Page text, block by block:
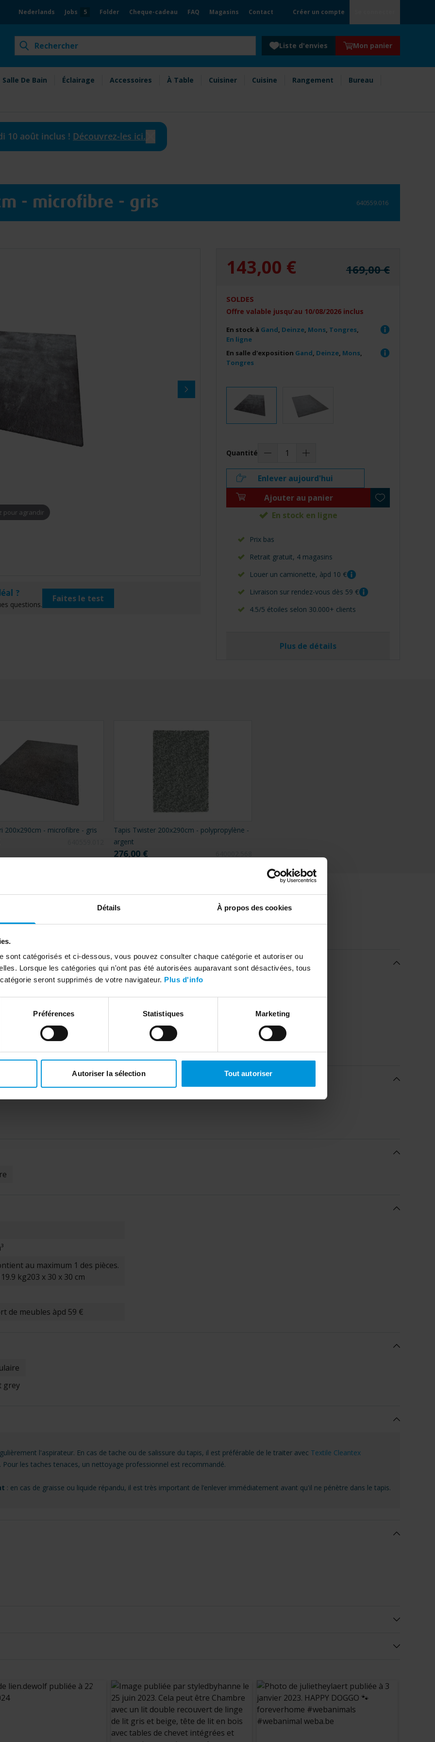
Détails À propos des cookies
sont catégorisés et ci-dessous, vous pouvez consulter chaque catégorie et autoriser ou
Lorsque les catégories qui n'ont pas été autorisées auparavant sont désactivées, tous
seront supprimés de votre navigateur. Plus d'info
Préférences Statistiques Marketing
Autoriser la sélection Tout autoriser
Nederlands Jobs 5 Folder Cheque-cadeau FAQ Magasins Contact Créer un compte
Chercher Liste d'envies Mon panier
Salle De Bain Éclairage Accessoires À Table Cuisiner Cuisine Rangement
Bureau
10 août inclus ! Découvrez-les ici.
- microfibre - gris 640559.016
pour agrandir
?
questions.
Faites le test
169,00 €
143,00 €
SOLDES
Offre valable jusqu’au 10/08/2026 inclus
En stock à Gand, Deinze, Mons, Tongres,
En ligne
En salle d'exposition Gand, Deinze, Mons,
Tongres
Quantité
Enlever aujourd'hui
Ajouter au panier
En stock en ligne
Prix bas
Retrait gratuit, 4 magasins
Louer un camionette, àpd 10 €
Livraison sur rendez-vous dès 59 €
4.5/5 étoiles selon 30.000+ clients
Plus de détails
200x290cm - microfibre - gris
Tapis Twister 200x290cm - polypropylène -
argent
276,00 €
au maximum 1 des pièces.
19.9 kg203 x 30 x 30 cm
de meubles àpd 59 €
grey
l'aspirateur. En cas de tache ou de salissure du tapis, il est préférable de le traiter avec Textile Cleantex
. Pour les taches tenaces, un nettoyage professionnel est recommandé.
: en cas de graisse ou liquide répandu, il est très important de l’enlever immédiatement avant qu'il ne pénètre dans le tapis.